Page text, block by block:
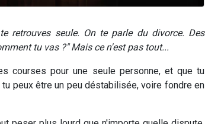
retrouves seule. On te parle du divorce. Des
tu vas ?" Mais ce n'est pas tout...
courses pour une seule personne, et que tu
peux être un peu déstabilisée, voire fondre en